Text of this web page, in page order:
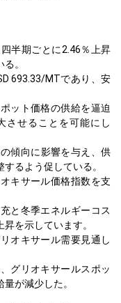
半期ごとに2.46％上昇
。
693.33/MTであり、安
ット価格の供給を逼迫
させることを可能にし
傾向に影響を与え、供
るよう促している。
キサール価格指数を支
と冬季エネルギーコス
を示しています。
オキサール需要見通し
グリオキサールスポッ
が減少した。